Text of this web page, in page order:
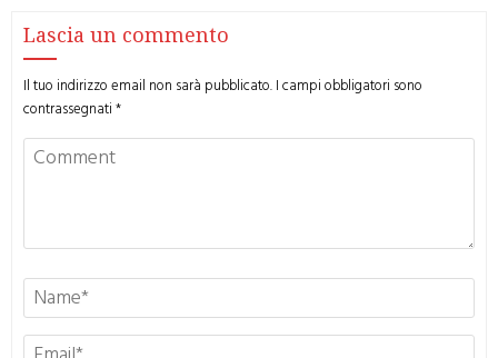
Lascia un commento
Il tuo indirizzo email non sarà pubblicato.I campi obbligatori sono
contrassegnati*